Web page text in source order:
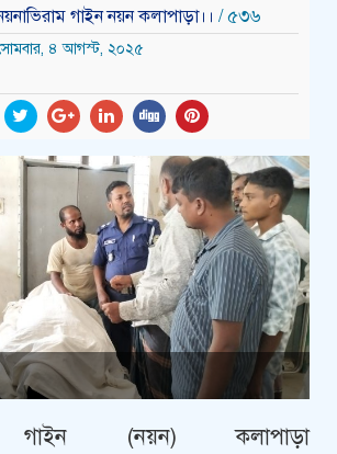
গাইন নয়ন কলাপাড়া।। / ৫৩৬
৪ আগস্ট, ২০২৫
গাইন (নয়ন) কলাপাড়া